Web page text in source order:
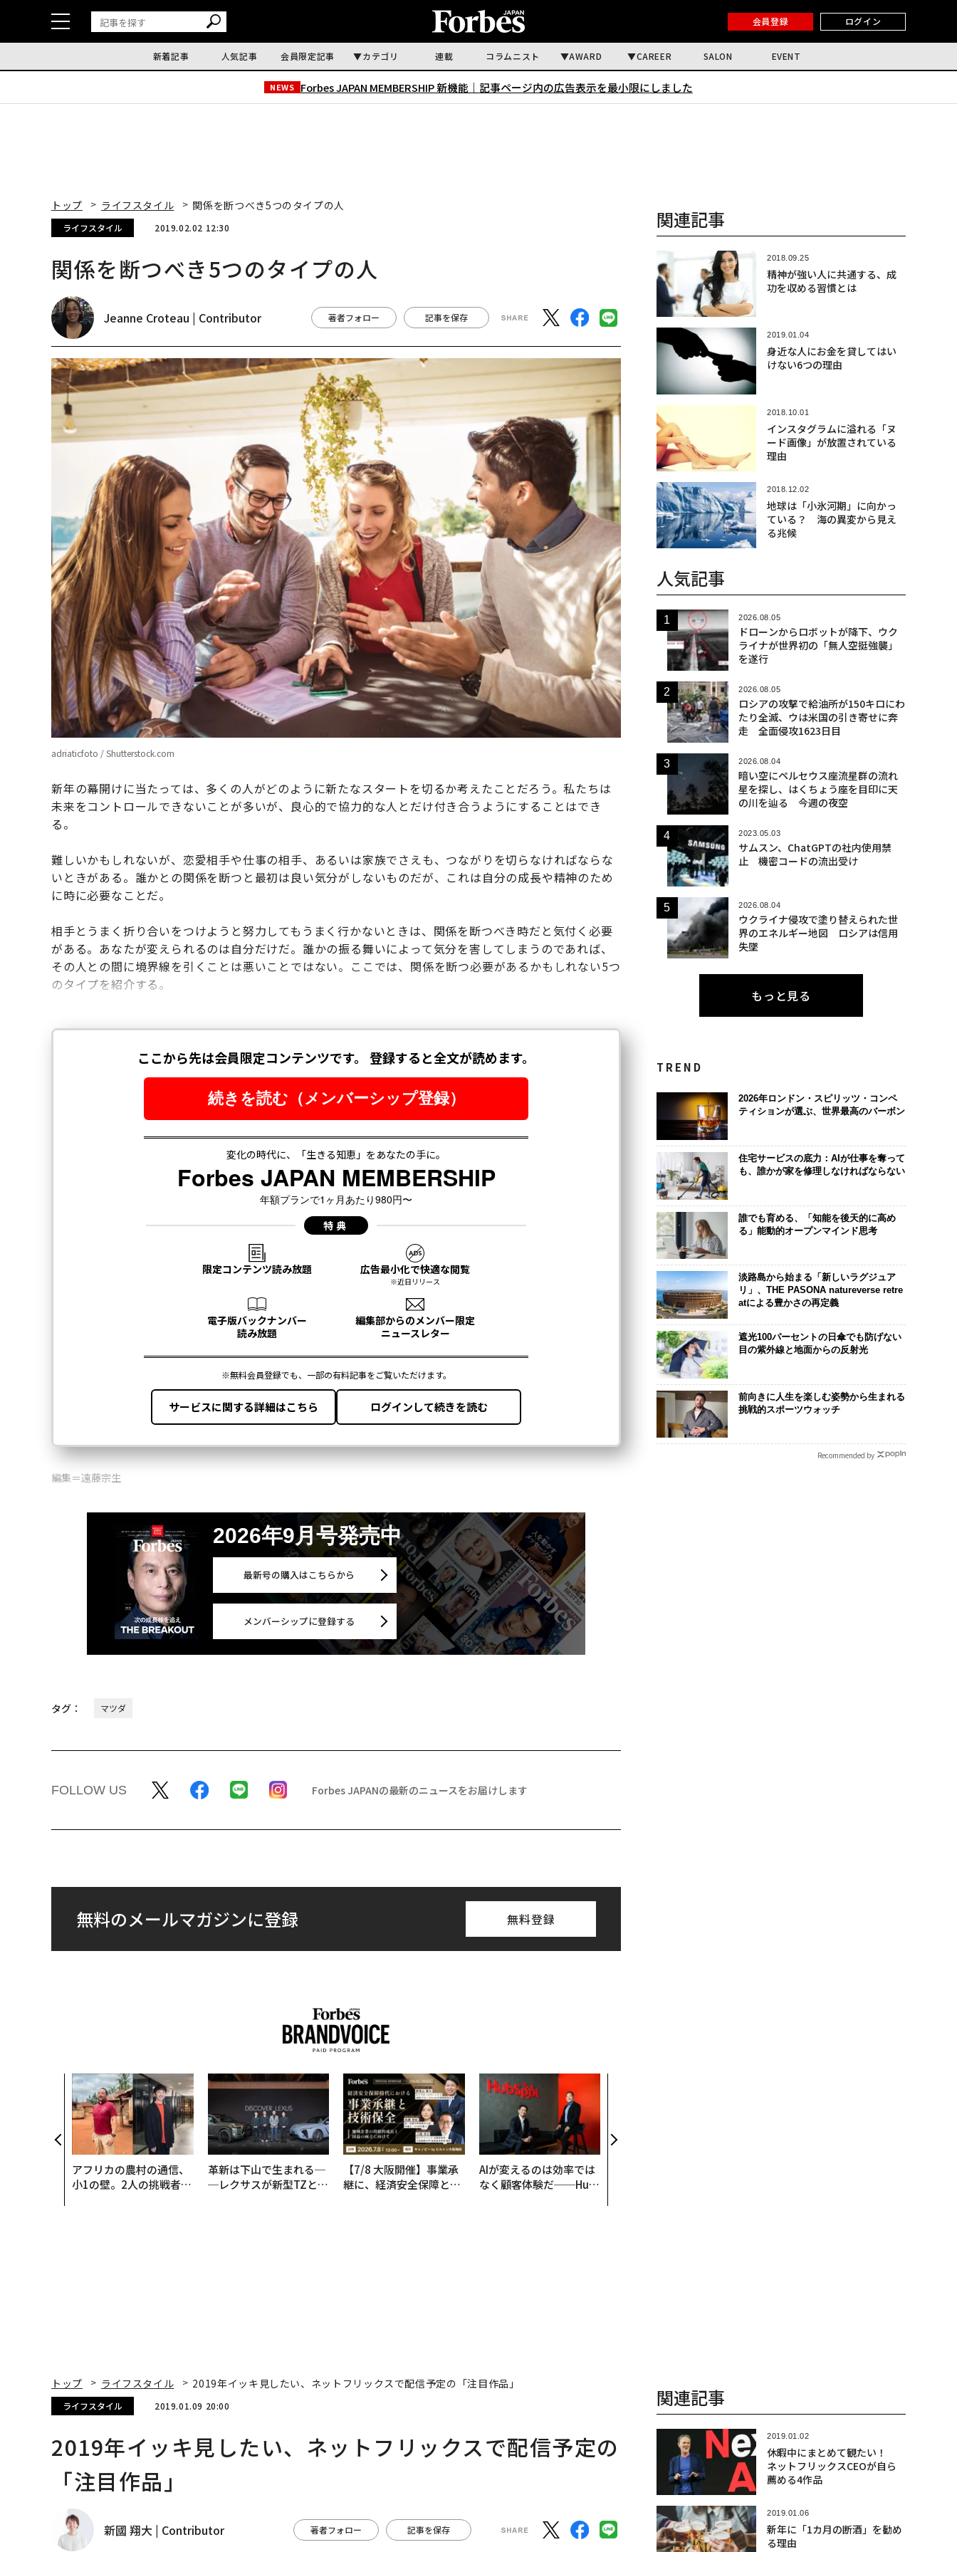
会員登録 ログイン
新着記事 人気記事 会員限定記事 カテゴリ 連載 コラムニスト AWARD CAREER SALON EVENT
NEWS Forbes JAPAN MEMBERSHIP 新機能｜ 記事ページ内の広告表示を最小限にしました
トップ ライフスタイル 関係を断つべき5つのタイプの人
ライフスタイル 2019.02.02 12:30
関係を断つべき5つのタイプの人
Jeanne Croteau | Contributor 著者フォロー 記事を保存
adriaticfoto / Shutterstock.com
新年の幕開けに当たっては、多くの人がどのように新たなスタートを切るか考えたことだろう。私たちは
未来をコントロールできないことが多いが、良心的で協力的な人とだけ付き合うようにすることはでき
る。
難しいかもしれないが、恋愛相手や仕事の相手、あるいは家族でさえも、つながりを切らなければならな
いときがある。誰かとの関係を断つと最初は良い気分がしないものだが、これは自分の成長や精神のため
に時に必要なことだ。
相手とうまく折り合いをつけようと努力してもうまく行かないときは、関係を断つべき時だと気付く必要
がある。あなたが変えられるのは自分だけだ。誰かの振る舞いによって気分を害してしまうのであれば、
その人との間に境界線を引くことは悪いことではない。ここでは、関係を断つ必要があるかもしれない5つ
のタイプを紹介する。
編集＝遠藤宗生
2026年9月号発売中
最新号の購入はこちらから
メンバーシップに登録する
タグ： マツダ
FOLLOW US Forbes JAPANの最新のニュースをお届けします
無料のメールマガジンに登録 無料登録
アフリカの農村の通信、
小1の壁。2人の挑戦者が
革新は下山で生まれる─
─レクサスが新型TZとE
【7/8 大阪開催】事業承
継に、経済安全保障とい
AIが変えるのは効率では
なく顧客体験だ──Hub
関連記事
2018.09.25
精神が強い人に共通する、成
功を収める習慣とは
2019.01.04
身近な人にお金を貸してはい
けない6つの理由
2018.10.01
インスタグラムに溢れる「ヌ
ード画像」が放置されている
理由
2018.12.02
地球は「小氷河期」に向かっ
ている？ 海の異変から見え
る兆候
人気記事
2026.08.05
ドローンからロボットが降下、ウク
ライナが世界初の「無人空挺強襲」
を遂行
2026.08.05
ロシアの攻撃で給油所が150キロにわ
たり全滅、ウは米国の引き寄せに奔
走 全面侵攻1623日目
2026.08.04
暗い空にペルセウス座流星群の流れ
星を探し、はくちょう座を目印に天
の川を辿る 今週の夜空
2023.05.03
サムスン、ChatGPTの社内使用禁
止 機密コードの流出受け
2026.08.04
ウクライナ侵攻で塗り替えられた世
界のエネルギー地図 ロシアは信用
失墜
もっと見る
TREND
2026年ロンドン・スピリッツ・コンペ
ティションが選ぶ、世界最高のバーボン
住宅サービスの底力：AIが仕事を奪って
も、誰かが家を修理しなければならない
誰でも育める、「知能を後天的に高め
る」能動的オープンマインド思考
淡路島から始まる「新しいラグジュア
リ」、THE PASONA natureverse retre
atによる豊かさの再定義
遮光100パーセントの日傘でも防げない
目の紫外線と地面からの反射光
前向きに人生を楽しむ姿勢から生まれる
挑戦的スポーツウォッチ
Recommended by
トップ ライフスタイル 2019年イッキ見したい、ネットフリックスで配信予定の「注目作品」
ライフスタイル 2019.01.09 20:00
2019年イッキ見したい、ネットフリックスで配信予定の
「注目作品」
新國 翔大 | Contributor 著者フォロー 記事を保存
関連記事
2019.01.02
休暇中にまとめて観たい！
ネットフリックスCEOが自ら
薦める4作品
2019.01.06
新年に「1カ月の断酒」を勧め
る理由